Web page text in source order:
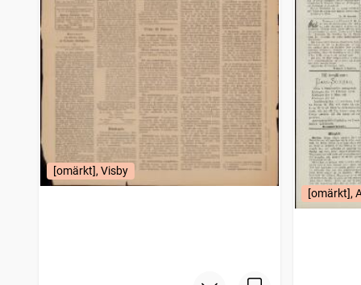
träffar
Nya Dagstelegrafen
1
träffar
Bohus-korrespondenten, Nyhets- och annonsblad för Marstrand, Kongelf samt kringliggande landsorter
träffar
Fäderneslandet (Stockholm : 1852)
träffar
Malmö allehanda (1827)
träffar
Dalarne (Falun : 1876)
1
träffar
Westerbotten
1
träffar
Sölvesborgsposten
träffar
Svenska medborgaren (Stockholm : 1871)
1
träffar
[omärkt], Visby
[omärkt],